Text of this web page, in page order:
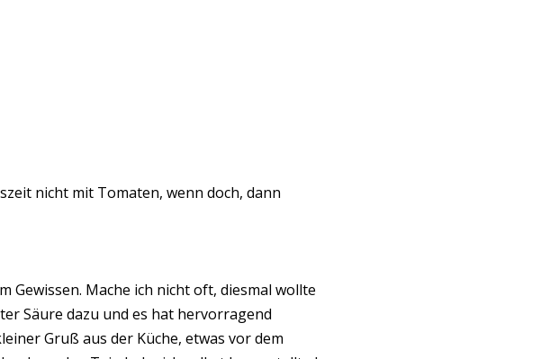
nicht mit Tomaten, wenn doch, dann
Gewissen. Mache ich nicht oft, diesmal wollte
Säure dazu und es hat hervorragend
Gruß aus der Küche, etwas vor dem